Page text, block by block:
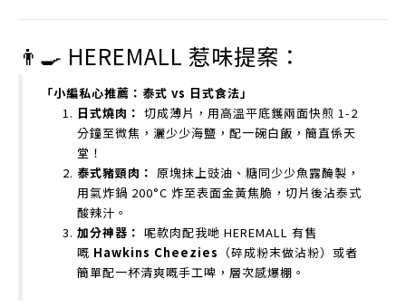
👨‍🍳 HEREMALL 惹味提案：
「小編私心推薦：泰式 vs 日式食法」
日式燒肉： 切成薄片，用高溫平底鑊兩面快煎 1-2
分鐘至微焦，灑少少海鹽，配一碗白飯，簡直係天
堂！
泰式豬頸肉： 原塊抹上豉油、糖同少少魚露醃製，
用氣炸鍋 200°C 炸至表面金黃焦脆，切片後沾泰式
酸辣汁。
加分神器： 呢款肉配我哋 HEREMALL 有售
嘅 Hawkins Cheezies （碎成粉末做沾粉）或者
簡單配一杯清爽嘅手工啤，層次感爆棚。